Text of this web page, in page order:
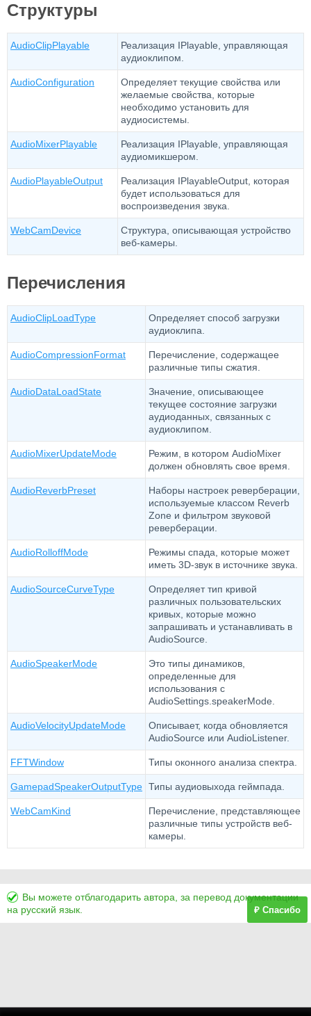
Структуры
AudioClipPlayable
Реализация IPlayable, управляющая
аудиоклипом.
AudioConfiguration
Определяет текущие свойства или
желаемые свойства, которые
необходимо установить для
аудиосистемы.
AudioMixerPlayable
Реализация IPlayable, управляющая
аудиомикшером.
AudioPlayableOutput
Реализация IPlayableOutput, которая
будет использоваться для
воспроизведения звука.
WebCamDevice
Структура, описывающая устройство
веб-камеры.
Перечисления
AudioClipLoadType
Определяет способ загрузки
аудиоклипа.
AudioCompressionFormat
Перечисление, содержащее
различные типы сжатия.
AudioDataLoadState
Значение, описывающее
текущее состояние загрузки
аудиоданных, связанных с
аудиоклипом.
AudioMixerUpdateMode
Режим, в котором AudioMixer
должен обновлять свое время.
AudioReverbPreset
Наборы настроек реверберации,
используемые классом Reverb
Zone и фильтром звуковой
реверберации.
AudioRolloffMode
Режимы спада, которые может
иметь 3D-звук в источнике звука.
AudioSourceCurveType
Определяет тип кривой
различных пользовательских
кривых, которые можно
запрашивать и устанавливать в
AudioSource.
AudioSpeakerMode
Это типы динамиков,
определенные для
использования с
AudioSettings.speakerMode.
AudioVelocityUpdateMode
Описывает, когда обновляется
AudioSource или AudioListener.
FFTWindow Типы оконного анализа спектра.
GamepadSpeakerOutputType Типы аудиовыхода геймпада.
WebCamKind
Перечисление, представляющее
различные типы устройств веб-
камеры.
Вы можете отблагодарить автора, за перевод документации
на русский язык.
₽ Спасибо